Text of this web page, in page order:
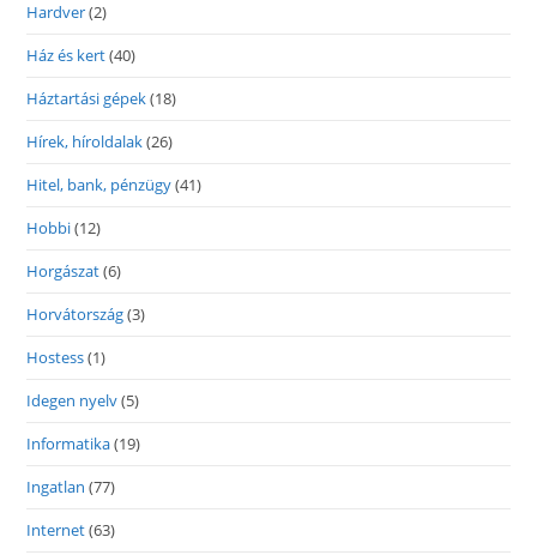
Hardver(2)
Ház és kert(40)
Háztartási gépek(18)
Hírek, híroldalak(26)
Hitel, bank, pénzügy(41)
Hobbi(12)
Horgászat(6)
Horvátország(3)
Hostess(1)
Idegen nyelv(5)
Informatika(19)
Ingatlan (77)
Internet(63)